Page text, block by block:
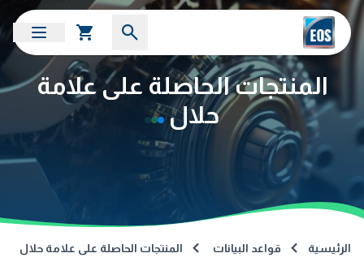
المنتجات الحاصلة على علامة
حلال
الرئيسية قواعد البيانات المنتجات الحاصلة على علامة حلال